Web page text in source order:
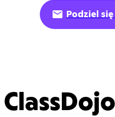
Podziel
ClassDojo